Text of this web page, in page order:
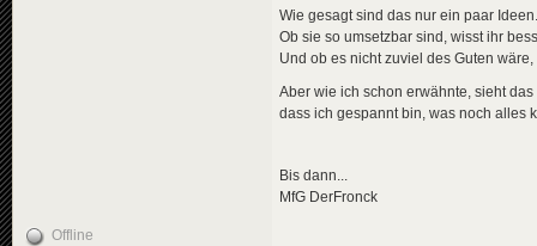
Wie gesagt sind das nur ein paar Ideen.
Ob sie so umsetzbar sind, wisst ihr
Und ob es nicht zuviel des Guten
Aber wie ich schon erwähnte, sieht
dass ich gespannt bin, was noch alles
Bis dann...
MfG DerFronck
Offline